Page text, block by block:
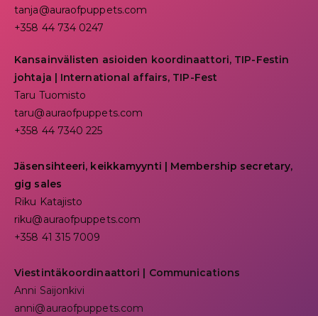
tanja@auraofpuppets.com
+358 44 734 0247
Kansainvälisten asioiden koordinaattori, TIP-Festin
johtaja | International affairs, TIP-Fest
Taru Tuomisto
taru@auraofpuppets.com
+358 44 7340 225
Jäsensihteeri, keikkamyynti | Membership secretary,
gig sales
Riku Katajisto
riku@auraofpuppets.com
+358 41 315 7009
Viestintäkoordinaattori | Communications
Anni Saijonkivi
anni@auraofpuppets.com